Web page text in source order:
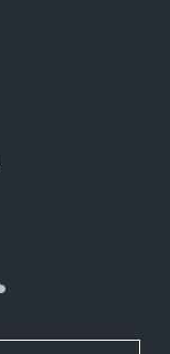
SoundCloud